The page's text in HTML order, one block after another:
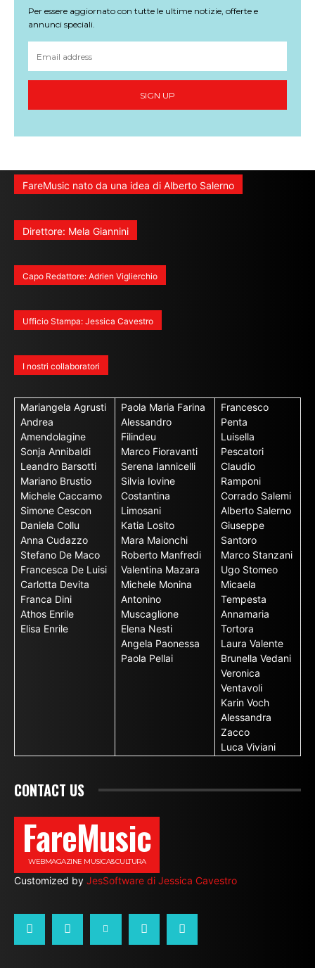
Per essere aggiornato con tutte le ultime notizie, offerte e
annunci speciali.
SIGN UP
FareMusic nato da una idea di Alberto Salerno
Direttore: Mela Giannini
Capo Redattore: Adrien Viglierchio
Ufficio Stampa: Jessica Cavestro
I nostri collaboratori
Mariangela Agrusti
Andrea
Amendolagine
Sonja Annibaldi
Leandro Barsotti
Mariano Brustio
Michele Caccamo
Simone Cescon
Daniela Collu
Anna Cudazzo
Stefano De Maco
Francesca De Luisi
Carlotta Devita
Franca Dini
Athos Enrile
Elisa Enrile
Paola Maria Farina
Alessandro
Filindeu
Marco Fioravanti
Serena Iannicelli
Silvia Iovine
Costantina
Limosani
Katia Losito
Mara Maionchi
Roberto Manfredi
Valentina Mazara
Michele Monina
Antonino
Muscaglione
Elena Nesti
Angela Paonessa
Paola Pellai
Francesco
Penta
Luisella
Pescatori
Claudio
Ramponi
Corrado Salemi
Alberto Salerno
Giuseppe
Santoro
Marco Stanzani
Ugo Stomeo
Micaela
Tempesta
Annamaria
Tortora
Laura Valente
Brunella Vedani
Veronica
Ventavoli
Karin Voch
Alessandra
Zacco
Luca Viviani
CONTACT US
FareMusic
WEBMAGAZINE MUSICA&CULTURA
Customized by JesSoftware di Jessica Cavestro